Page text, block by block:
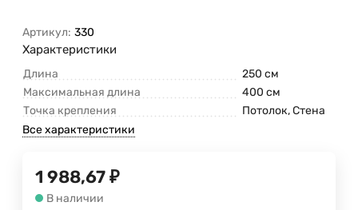
Артикул: 330
Характеристики
Длина
250 см
Максимальная длина
400 см
Точка крепления
Потолок, Стена
Все характеристики
1 988,67 ₽
В наличии